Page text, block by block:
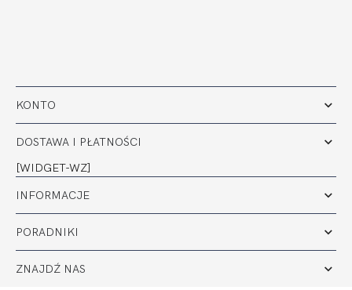
KONTO
DOSTAWA I PŁATNOŚCI
[WIDGET-WZ]
INFORMACJE
PORADNIKI
ZNAJDŹ NAS